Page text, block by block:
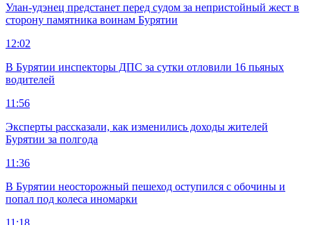
Улан-удэнец предстанет перед судом за непристойный жест в
сторону памятника воинам Бурятии
12:02
В Бурятии инспекторы ДПС за сутки отловили 16 пьяных
водителей
11:56
Эксперты рассказали, как изменились доходы жителей
Бурятии за полгода
11:36
В Бурятии неосторожный пешеход оступился с обочины и
попал под колеса иномарки
11:18